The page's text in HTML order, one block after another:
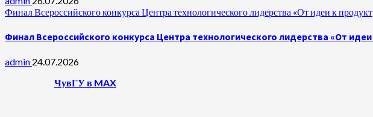
Финал Всероссийского конкурса Центра технологического лидерства «От идеи к
Финал Всероссийского конкурса Центра технологического лидерства «От
admin 24.07.2026
ЧувГУ в MAX